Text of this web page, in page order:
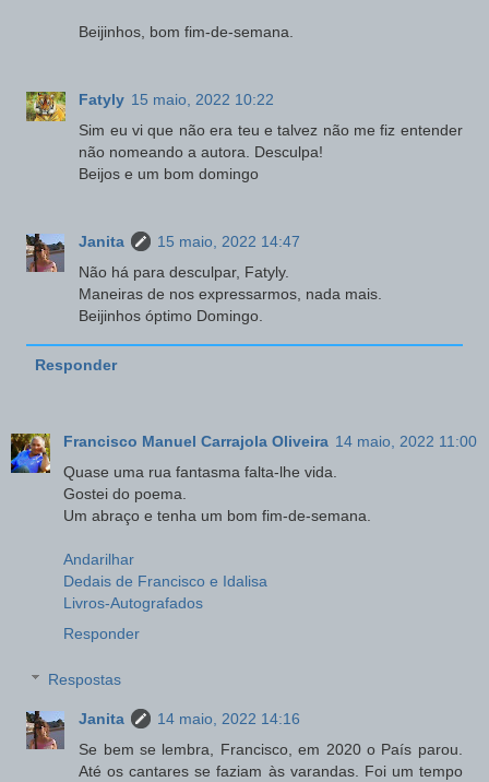
Beijinhos, bom fim-de-semana.
Fatyly 15 maio, 2022 10:22
Sim eu vi que não era teu e talvez não me fiz entender
não nomeando a autora. Desculpa!
Beijos e um bom domingo
Janita
15 maio, 2022 14:47
Não há para desculpar, Fatyly.
Maneiras de nos expressarmos, nada mais.
Beijinhos óptimo Domingo.
Responder
Francisco Manuel Carrajola Oliveira 14 maio, 2022 11:00
Quase uma rua fantasma falta-lhe vida.
Gostei do poema.
Um abraço e tenha um bom fim-de-semana.
Andarilhar
Dedais de Francisco e Idalisa
Livros-Autografados
Responder
Respostas
Janita
14 maio, 2022 14:16
Se bem se lembra, Francisco, em 2020 o País parou.
Até os cantares se faziam às varandas. Foi um tempo